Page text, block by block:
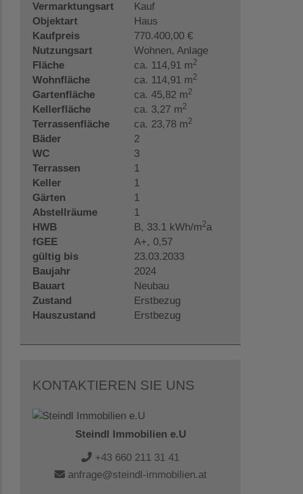
Vermarktungsart
Kauf
Objektart
Haus
Kaufpreis
770.400,00 €
Nutzungsart
Wohnen Anlage
Fläche
ca. 114,91 m2
Wohnfläche ca. 114,91 m2
Gartenfläche ca. 45,82 m2
Kellerfläche ca. 3,27 m2
Terrassenfläche ca. 23,78 m2
Bäder
2
WC
3
Terrassen
1
Keller
1
Gärten
1
Abstellräume
1
HWB
B, 33.1 kWh/m2a
fGEE
A+, 0,57
gültig bis
23.03.2033
Baujahr
2024
Bauart
Neubau
Zustand
Erstbezug
Hauszustand
Erstbezug
KONTAKTIEREN SIE UNS
Steindl Immobilien e.U
+43 660 211 31 41
anfrage@steindl-immobilien.at